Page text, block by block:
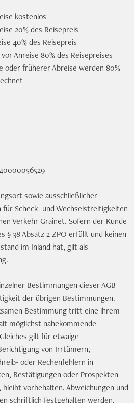
kostenlos
20% des Reisepreis
40% des Reisepreis
Anreise 80% des Reisepreises
oder früherer Abreise werden 80%
sowie ausschließlicher
Scheck- und Wechselstreitigkeiten
Verkehr Grainet. Sofern der Kunde
§ 38 Absatz 2 ZPO erfüllt und keinen
im Inland hat, gilt als
Bestimmungen dieser AGB
der übrigen Bestimmungen.
Bestimmung tritt eine ihrem
möglichst nahekommende
gilt für etwaige
von Irrtümern,
oder Rechenfehlern in
Bestätigungen oder Prospekten
vorbehalten. Abweichungen und
schriftlich festgehalten werden.